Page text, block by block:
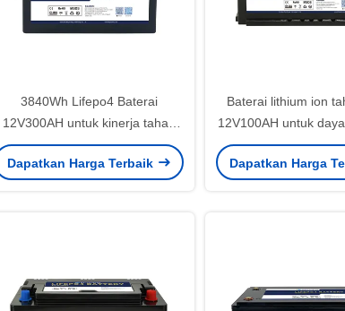
3840Wh Lifepo4 Baterai
12V300AH untuk kinerja tahan
lama dalam suhu pembuangan
ekstrim -20-60C
Dapatkan Harga Terbaik
Baterai lithium ion
12V100AH untuk daya
darurat Self-
Bulan
Dapatkan Harga